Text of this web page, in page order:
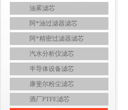
油雾滤芯
阿*油过滤器滤芯
阿*精密过滤器滤芯
汽水分析仪滤芯
半导体设备滤芯
康斐尔粉尘滤芯
酒厂PTFE滤芯